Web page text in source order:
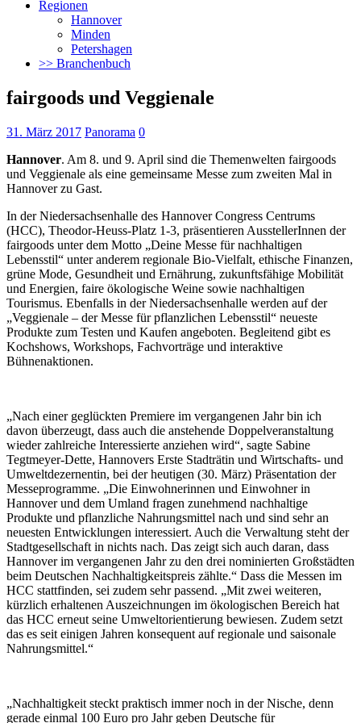
Regionen
Hannover
Minden
Petershagen
>> Branchenbuch
fairgoods und Veggienale
31. März 2017 Panorama 0
Hannover. Am 8. und 9. April sind die Themenwelten fairgoods
und Veggienale als eine gemeinsame Messe zum zweiten Mal in
Hannover zu Gast.
In der Niedersachsenhalle des Hannover Congress Centrums
(HCC), Theodor-Heuss-Platz 1-3, präsentieren AusstellerInnen der
fairgoods unter dem Motto „Deine Messe für nachhaltigen
Lebensstil“ unter anderem regionale Bio-Vielfalt, ethische Finanzen,
grüne Mode, Gesundheit und Ernährung, zukunftsfähige Mobilität
und Energien, faire ökologische Weine sowie nachhaltigen
Tourismus. Ebenfalls in der Niedersachsenhalle werden auf der
„Veggienale – der Messe für pflanzlichen Lebensstil“ neueste
Produkte zum Testen und Kaufen angeboten. Begleitend gibt es
Kochshows, Workshops, Fachvorträge und interaktive
Bühnenaktionen.
„Nach einer geglückten Premiere im vergangenen Jahr bin ich
davon überzeugt, dass auch die anstehende Doppelveranstaltung
wieder zahlreiche Interessierte anziehen wird“, sagte Sabine
Tegtmeyer-Dette, Hannovers Erste Stadträtin und Wirtschafts- und
Umweltdezernentin, bei der heutigen (30. März) Präsentation der
Messeprogramme. „Die Einwohnerinnen und Einwohner in
Hannover und dem Umland fragen zunehmend nachhaltige
Produkte und pflanzliche Nahrungsmittel nach und sind sehr an
neuesten Entwicklungen interessiert. Auch die Verwaltung steht der
Stadtgesellschaft in nichts nach. Das zeigt sich auch daran, dass
Hannover im vergangenen Jahr zu den drei nominierten Großstädten
beim Deutschen Nachhaltigkeitspreis zählte.“ Dass die Messen im
HCC stattfinden, sei zudem sehr passend. „Mit zwei weiteren,
kürzlich erhaltenen Auszeichnungen im ökologischen Bereich hat
das HCC erneut seine Umweltorientierung bewiesen. Zudem setzt
das es seit einigen Jahren konsequent auf regionale und saisonale
Nahrungsmittel.“
„Nachhaltigkeit steckt praktisch immer noch in der Nische, denn
gerade einmal 100 Euro pro Jahr geben Deutsche für